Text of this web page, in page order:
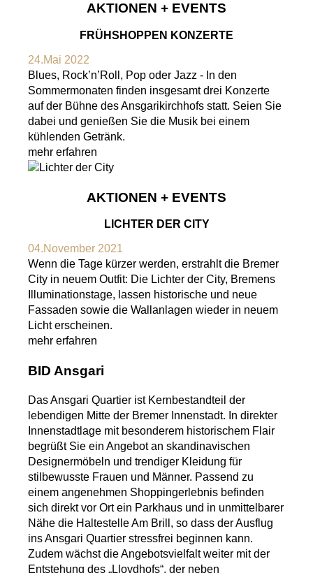
AKTIONEN + EVENTS
FRÜHSHOPPEN KONZERTE
24.Mai 2022
Blues, Rock’n’Roll, Pop oder Jazz - In den
Sommermonaten finden insgesamt drei Konzerte
auf der Bühne des Ansgarikirchhofs statt. Seien Sie
dabei und genießen Sie die Musik bei einem
kühlenden Getränk.
mehr erfahren
AKTIONEN + EVENTS
LICHTER DER CITY
04.November 2021
Wenn die Tage kürzer werden, erstrahlt die Bremer
City in neuem Outfit: Die Lichter der City, Bremens
Illuminationstage, lassen historische und neue
Fassaden sowie die Wallanlagen wieder in neuem
Licht erscheinen.
mehr erfahren
BID Ansgari
Das Ansgari Quartier ist Kernbestandteil der
lebendigen Mitte der Bremer Innenstadt. In direkter
Innenstadtlage mit besonderem historischem Flair
begrüßt Sie ein Angebot an skandinavischen
Designermöbeln und trendiger Kleidung für
stilbewusste Frauen und Männer. Passend zu
einem angenehmen Shoppingerlebnis befinden
sich direkt vor Ort ein Parkhaus und in unmittelbarer
Nähe die Haltestelle Am Brill, so dass der Ausflug
ins Ansgari Quartier stressfrei beginnen kann.
Zudem wächst die Angebotsvielfalt weiter mit der
Entstehung des „Lloydhofs“, der neben